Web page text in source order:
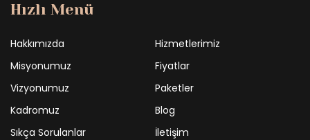
Hızlı Menü
Hakkımızda
Hizmetlerimiz
Misyonumuz
Fiyatlar
Vizyonumuz
Paketler
Kadromuz
Blog
Sıkça Sorulanlar
İletişim